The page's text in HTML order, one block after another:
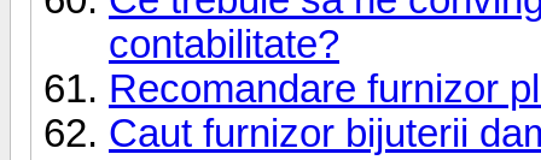
contabilitate?
Recomandare furnizor
Caut furnizor bijuterii